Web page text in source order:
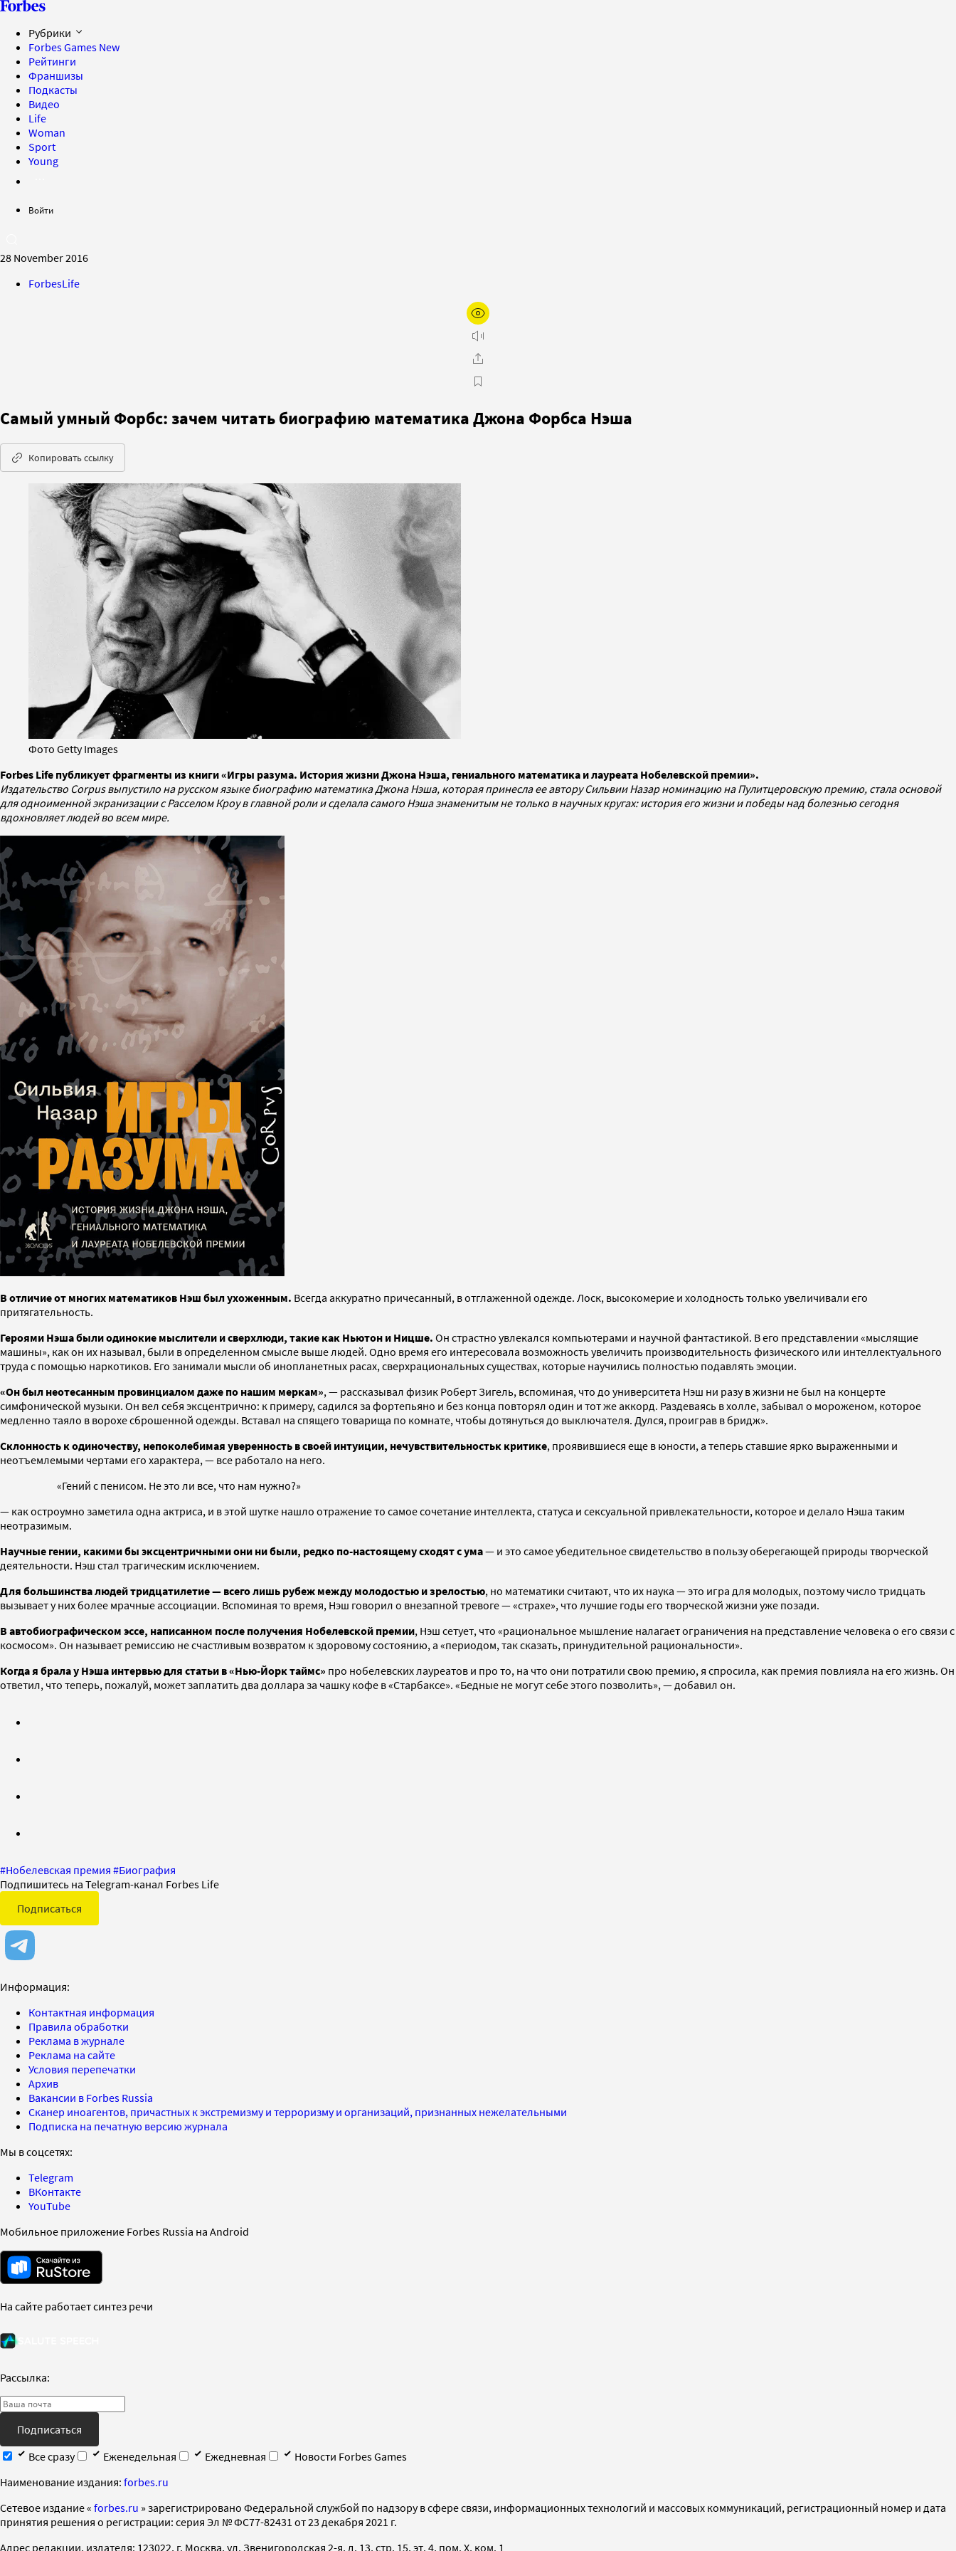
Рубрики
Forbes Games New
Рейтинги
Франшизы
Подкасты
Видео
Life
Woman
Sport
Young
Войти
28 November 2016
ForbesLife
Самый умный Форбс: зачем читать биографию математика Джона Форбса Нэша
Копировать ссылку
Фото Getty Images
Forbes Life публикует фрагменты из книги «Игры разума. История жизни Джона Нэша, гениального математика и лауреата Нобелевской премии».
Издательство Corpus выпустило на русском языке биографию математика Джона Нэша, которая принесла ее автору Сильвии Назар номинацию на Пулитцеровскую премию, стала основой
для одноименной экранизации с Расселом Кроу в главной роли и сделала самого Нэша знаменитым не только в научных кругах: история его жизни и победы над болезнью сегодня
вдохновляет людей во всем мире.
В отличие от многих математиков Нэш был ухоженным. Всегда аккуратно причесанный, в отглаженной одежде. Лоск, высокомерие и холодность только увеличивали его
притягательность.
Героями Нэша были одинокие мыслители и сверхлюди, такие как Ньютон и Ницше. Он страстно увлекался компьютерами и научной фантастикой. В его представлении «мыслящие
машины», как он их называл, были в определенном смысле выше людей. Одно время его интересовала возможность увеличить производительность физического или интеллектуального
труда с помощью наркотиков. Его занимали мысли об инопланетных расах, сверхрациональных существах, которые научились полностью подавлять эмоции.
«Он был неотесанным провинциалом даже по нашим меркам», — рассказывал физик Роберт Зигель, вспоминая, что до университета Нэш ни разу в жизни не был на концерте
симфонической музыки. Он вел себя эксцентрично: к примеру, садился за фортепьяно и без конца повторял один и тот же аккорд. Раздеваясь в холле, забывал о мороженом, которое
медленно таяло в ворохе сброшенной одежды. Вставал на спящего товарища по комнате, чтобы дотянуться до выключателя. Дулся, проиграв в бридж».
Склонность к одиночеству, непоколебимая уверенность в своей интуиции, нечувствительностьк критике, проявившиеся еще в юности, а теперь ставшие ярко выраженными и
неотъемлемыми чертами его характера, — все работало на него.
«Гений с пенисом. Не это ли все, что нам нужно?»
— как остроумно заметила одна актриса, и в этой шутке нашло отражение то самое сочетание интеллекта, статуса и сексуальной привлекательности, которое и делало Нэша таким
неотразимым.
Научные гении, какими бы эксцентричными они ни были, редко по-настоящему сходят с ума— и это самое убедительное свидетельство в пользу оберегающей природы творческой
деятельности. Нэш стал трагическим исключением.
Для большинства людей тридцатилетие — всего лишь рубеж между молодостью и зрелостью, но математики считают, что их наука — это игра для молодых, поэтому число тридцать
вызывает у них более мрачные ассоциации. Вспоминая то время, Нэш говорил о внезапной тревоге — «страхе», что лучшие годы его творческой жизни уже позади.
В автобиографическом эссе, написанном после получения Нобелевской премии, Нэш сетует, что «рациональное мышление налагает ограничения на представление человека о его связи с
космосом». Он называет ремиссию не счастливым возвратом к здоровому состоянию, а «периодом, так сказать, принудительной рациональности».
Когда я брала у Нэша интервью для статьи в «Нью-Йорк таймс» про нобелевских лауреатов и про то, на что они потратили свою премию, я спросила, как премия повлияла на его жизнь. Он
ответил, что теперь, пожалуй, может заплатить два доллара за чашку кофе в «Старбаксе». «Бедные не могут себе этого позволить», — добавил он.
#Нобелевская премия #Биография
Подпишитесь на Telegram-канал Forbes Life
Подписаться
Информация:
Контактная информация
Правила обработки
Реклама в журнале
Реклама на сайте
Условия перепечатки
Архив
Вакансии в Forbes Russia
Сканер иноагентов, причастных к экстремизму и терроризму и организаций, признанных нежелательными
Подписка на печатную версию журнала
Мы в соцсетях:
Telegram
ВКонтакте
YouTube
Мобильное приложение Forbes Russia на Android
На сайте работает синтез речи
Рассылка:
Подписаться
Все сразу
Еженедельная Ежедневная
Новости Forbes Games
Наименование издания: forbes.ru
Cетевое издание « forbes.ru » зарегистрировано Федеральной службой по надзору в сфере связи, информационных технологий и массовых коммуникаций, регистрационный номер и дата
принятия решения о регистрации: серия Эл № ФС77-82431 от 23 декабря 2021 г.
Адрес редакции, издателя: 123022, г. Москва, ул. Звенигородская 2-я, д. 13, стр. 15, эт. 4, пом. X, ком. 1